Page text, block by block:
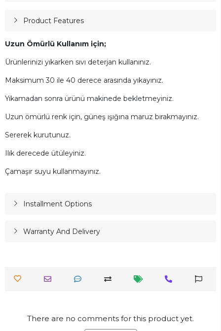
Product Features
Uzun Ömürlü Kullanım için;
Ürünlerinizi yıkarken sıvı deterjan kullanınız.
Maksimum 30 ile 40 derece arasında yıkayınız.
Yıkamadan sonra ürünü makinede bekletmeyiniz.
Uzun ömürlü renk için, güneş ışığına maruz bırakmayınız.
Sererek kurutunuz.
Ilık derecede ütüleyiniz.
Çamaşır suyu kullanmayınız.
Installment Options
Warranty And Delivery
There are no comments for this product yet.